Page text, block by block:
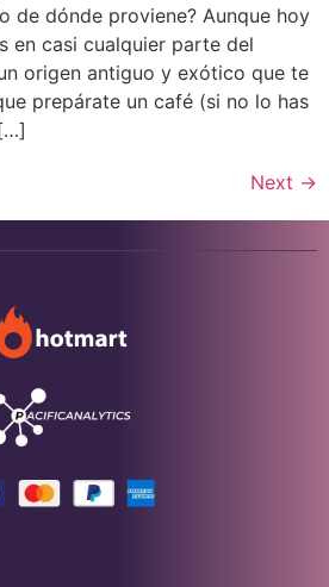
de dónde proviene? Aunque hoy
en casi cualquier parte del
origen antiguo y exótico que te
prepárate un café (si no lo has
Next →